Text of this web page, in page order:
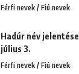
Férfi nevek / Fiú nevek
Hadúr név
július 3.
Férfi nevek / Fiú nevek